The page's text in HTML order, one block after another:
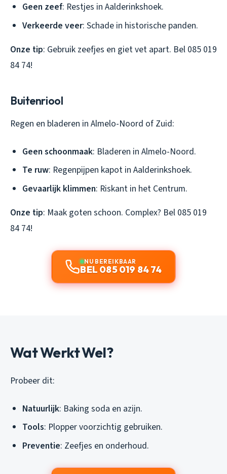
Geen zeef: Restjes in Aalderinkshoek.
Verkeerde veer: Schade in historische panden.
Onze tip: Gebruik zeefjes en giet vet apart. Bel 085 019
84 74!
Buitenriool
Regen en bladeren in Almelo-Noord of Zuid:
Geen schoonmaak: Bladeren in Almelo-Noord.
Te ruw: Regenpijpen kapot in Aalderinkshoek.
Gevaarlijk klimmen: Riskant in het Centrum.
Onze tip: Maak goten schoon. Complex? Bel 085 019
84 74!
NU BEREIKBAAR
BEL 085 019 84 74
Wat Werkt Wel?
Probeer dit:
Natuurlijk: Baking soda en azijn.
Tools: Plopper voorzichtig gebruiken.
Preventie: Zeefjes en onderhoud.